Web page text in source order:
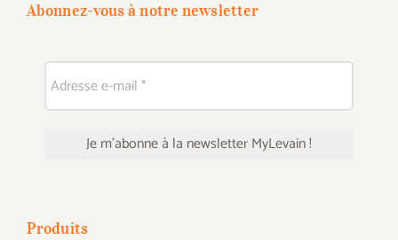
Abonnez-vous à notre newsletter
Produits